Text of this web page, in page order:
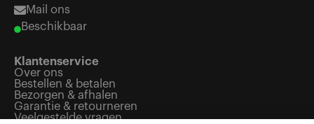
Mail ons
Beschikbaar
Klantenservice
Over ons
Bestellen & betalen
Bezorgen & afhalen
Garantie & retourneren
Veelgestelde vragen